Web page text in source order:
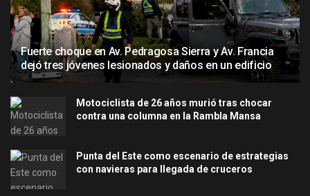
Fuerte choque en Av. Pedragosa Sierra y Av. Francia
dejó tres jóvenes lesionados y daños en un edificio
Motociclista de 26 años murió tras chocar
contra una columna en la Rambla Mansa
Punta del Este como escenario de estrategias
con navieras para llegada de cruceros